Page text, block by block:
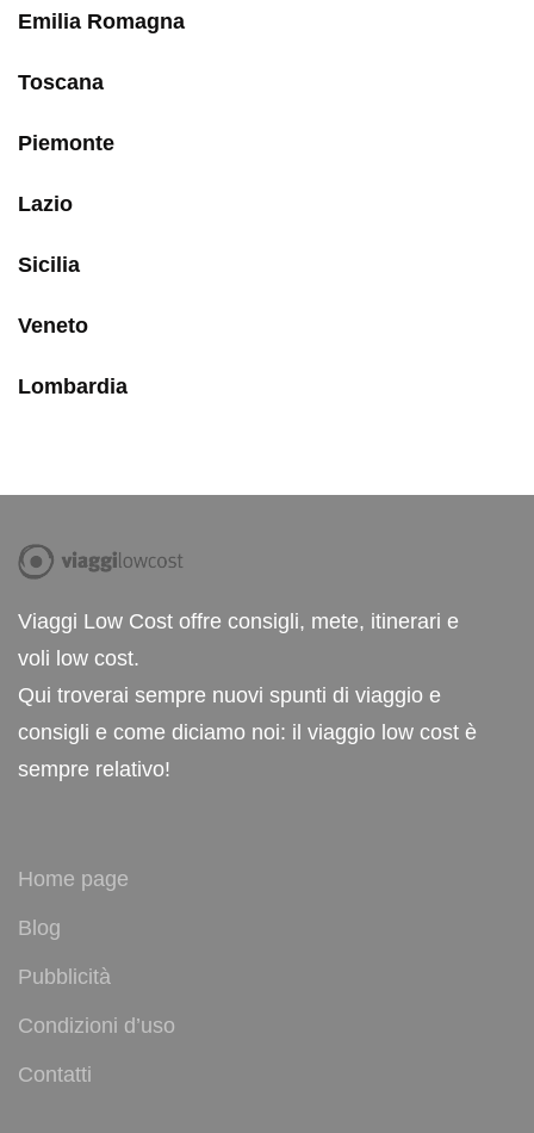
Emilia Romagna
Toscana
Piemonte
Lazio
Sicilia
Veneto
Lombardia
Viaggi Low Cost offre consigli, mete, itinerari e
voli low cost.
Qui troverai sempre nuovi spunti di viaggio e
consigli e come diciamo noi: il viaggio low cost è
sempre relativo!
Home page
Blog
Pubblicità
Condizioni d’uso
Contatti